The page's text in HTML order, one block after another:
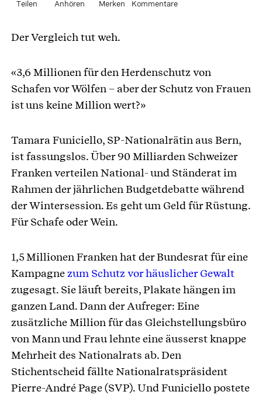
Teilen Anhören Merken Kommentare
Article teilen
Der Vergleich tut weh.
«3,6 Millionen für den Herdenschutz von
Schafen vor Wölfen – aber der Schutz von Frauen
ist uns keine Million wert?»
Tamara Funiciello, SP-Nationalrätin aus Bern,
ist fassungslos. Über 90 Milliarden Schweizer
Franken verteilen National- und Ständerat im
Rahmen der jährlichen Budgetdebatte während
der Wintersession. Es geht um Geld für Rüstung.
Für Schafe oder Wein.
1,5 Millionen Franken hat der Bundesrat für eine
Kampagne zum Schutz vor häuslicher Gewalt
zugesagt. Sie läuft bereits, Plakate hängen im
ganzen Land. Dann der Aufreger: Eine
zusätzliche Million für das Gleichstellungsbüro
von Mann und Frau lehnte eine äusserst knappe
Mehrheit des Nationalrats ab. Den
Stichentscheid fällte Nationalratspräsident
Pierre-André Page (SVP). Und Funiciello postete